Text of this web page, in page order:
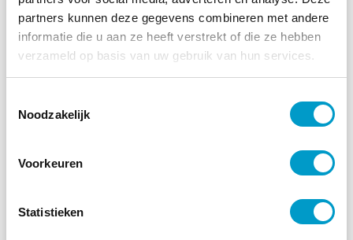
partners kunnen deze gegevens combineren met andere
informatie die u aan ze heeft verstrekt of die ze hebben
verzameld op basis van uw gebruik van hun services.
Noodzakelijk
Voorkeuren
Statistieken
schouderbladen?